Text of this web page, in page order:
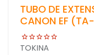
TUBO DE
CANON EF
TOKINA